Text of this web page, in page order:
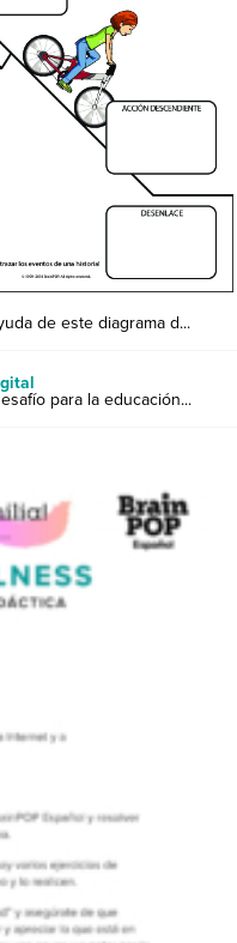
de este diagrama d...
para la educación...